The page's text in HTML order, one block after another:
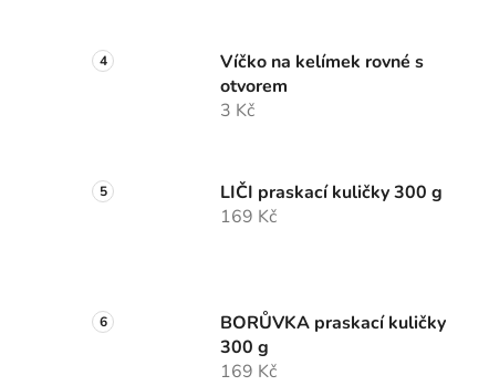
Víčko na kelímek rovné s
otvorem
3 Kč
LIČI praskací kuličky 300 g
169 Kč
BORŮVKA praskací kuličky
300 g
169 Kč